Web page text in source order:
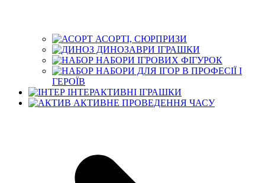
АСОРТІ, СЮРПРИЗИ
ДИНОЗАВРИ ІГРАШКИ
НАБОРИ ІГРОВИХ ФІГУРОК
НАБОРИ ДЛЯ ІГОР В ПРОФЕСІЇ І
ГЕРОЇВ
ІНТЕРАКТИВНІ ІГРАШКИ
АКТИВНЕ ПРОВЕДЕННЯ ЧАСУ